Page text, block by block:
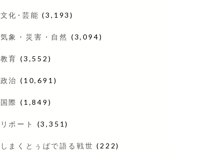
文化･芸能 (3,193)
気象・災害・自然 (3,094)
教育 (3,552)
政治 (10,691)
国際 (1,849)
リポート (3,351)
しまくとぅばで語る戦世 (222)